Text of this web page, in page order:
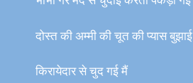
दोस्त की अम्मी की चूत की प्यास बुझाई
किरायेदार से चुद गई मैं